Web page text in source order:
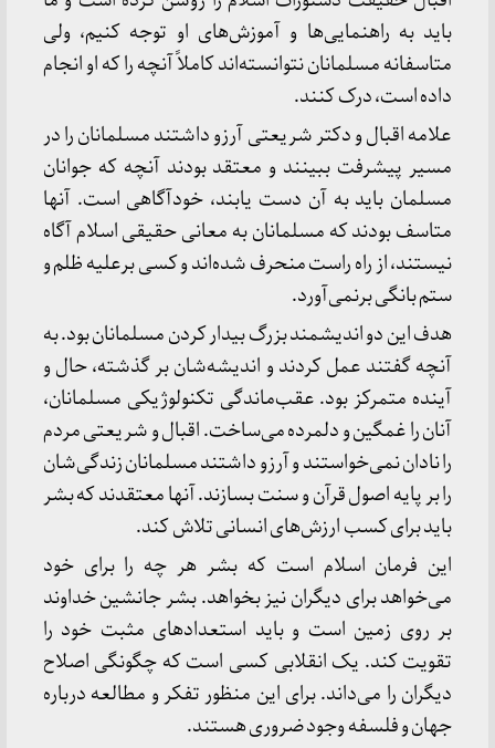
باید به راهنمایی‌ها و آموزش‌های او توجه کنیم، ولی
متاسفانه مسلمانان نتوانسته‌اند کاملاً آنچه را که او انجام
داده است، درک کنند.
علامه اقبال و دکتر شریعتی آرزو داشتند مسلمانان را در
مسیر پیشرفت ببینند و معتقد بودند آنچه که جوانان
مسلمان باید به آن دست یابند، خودآگاهی است. آنها
متاسف بودند که مسلمانان به معانی حقیقی اسلام آگاه
نیستند، از راه راست منحرف شده‌اند و کسی برعلیه ظلم و
ستم بانگی برنمی‌آورد.
هدف این دو اندیشمند بزرگ بیدار کردن مسلمانان بود. به
آنچه گفتند عمل کردند و اندیشه‌شان بر گذشته، حال و
آینده متمرکز بود. عقب‌ماندگی تکنولوژیکی مسلمانان،
آنان را غمگین و دلمرده می‌ساخت. اقبال و شریعتی مردم
را نادان نمی‌خواستند و آرزو داشتند مسلمانان زندگی‌شان
را بر پایه اصول قرآن و سنت بسازند. آنها معتقدند که بشر
باید برای کسب ارزش‌های انسانی تلاش کند.
این فرمان اسلام است که بشر هر چه را برای خود
می‌خواهد برای دیگران نیز بخواهد. بشر جانشین خداوند
بر روی زمین است و باید استعدادهای مثبت خود را
تقویت کند. یک انقلابی کسی است که چگونگی اصلاح
دیگران را می‌داند. برای این منظور تفکر و مطالعه درباره
جهان و فلسفه وجود ضروری هستند.